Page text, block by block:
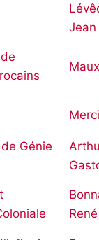
Jean
Génie
René